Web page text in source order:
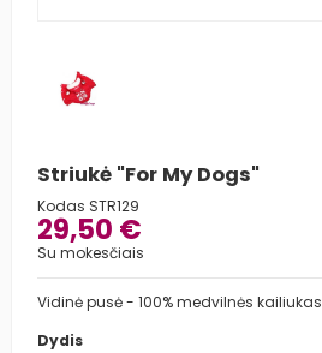
Striukė "For My Dogs"
Kodas STR129
29,50 €
Su mokesčiais
Vidinė pusė - 100% medvilnės kailiukas
Dydis